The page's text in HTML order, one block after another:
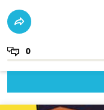
0